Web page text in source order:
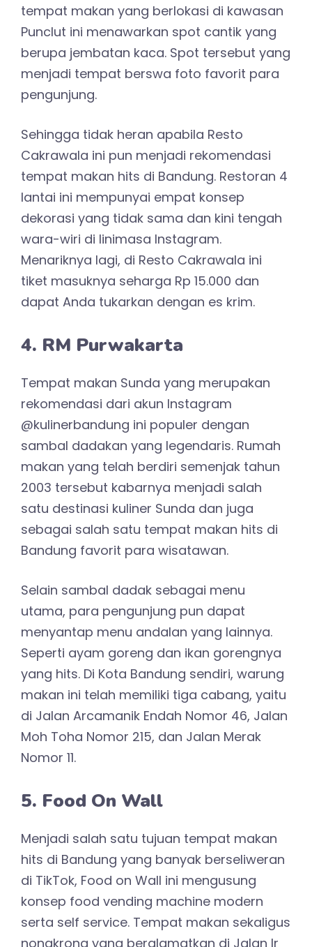
tempat makan yang berlokasi di kawasan
Punclut ini menawarkan spot cantik yang
berupa jembatan kaca. Spot tersebut yang
menjadi tempat berswa foto favorit para
pengunjung.
Sehingga tidak heran apabila Resto
Cakrawala ini pun menjadi rekomendasi
tempat makan hits di Bandung. Restoran 4
lantai ini mempunyai empat konsep
dekorasi yang tidak sama dan kini tengah
wara-wiri di linimasa Instagram.
Menariknya lagi, di Resto Cakrawala ini
tiket masuknya seharga Rp 15.000 dan
dapat Anda tukarkan dengan es krim.
4. RM Purwakarta
Tempat makan Sunda yang merupakan
rekomendasi dari akun Instagram
@kulinerbandung ini populer dengan
sambal dadakan yang legendaris. Rumah
makan yang telah berdiri semenjak tahun
2003 tersebut kabarnya menjadi salah
satu destinasi kuliner Sunda dan juga
sebagai salah satu tempat makan hits di
Bandung favorit para wisatawan.
Selain sambal dadak sebagai menu
utama, para pengunjung pun dapat
menyantap menu andalan yang lainnya.
Seperti ayam goreng dan ikan gorengnya
yang hits. Di Kota Bandung sendiri, warung
makan ini telah memiliki tiga cabang, yaitu
di Jalan Arcamanik Endah Nomor 46, Jalan
Moh Toha Nomor 215, dan Jalan Merak
Nomor 11.
5. Food On Wall
Menjadi salah satu tujuan tempat makan
hits di Bandung yang banyak berseliweran
di TikTok, Food on Wall ini mengusung
konsep food vending machine modern
serta self service. Tempat makan sekaligus
nongkrong yang beralamatkan di Jalan Ir